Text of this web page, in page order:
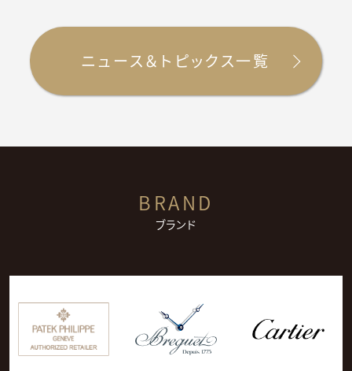
ニュース＆トピックス一覧
BRAND
ブランド